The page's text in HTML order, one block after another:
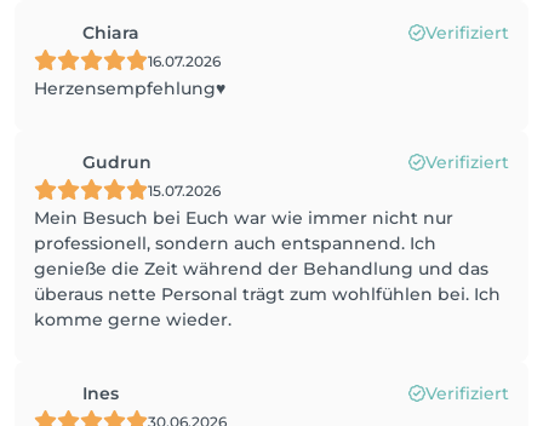
Chiara Verifiziert
16.07.2026
Herzensempfehlung♥️
Gudrun Verifiziert
15.07.2026
Mein Besuch bei Euch war wie immer nicht nur
professionell, sondern auch entspannend. Ich
genieße die Zeit während der Behandlung und das
überaus nette Personal trägt zum wohlfühlen bei. Ich
komme gerne wieder.
Ines Verifiziert
30.06.2026